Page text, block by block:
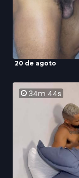
20 de agoto
34m 44s